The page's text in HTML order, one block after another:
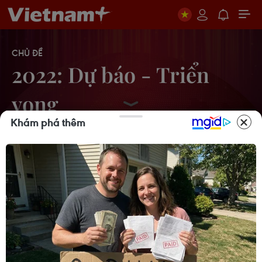
CHỦ ĐỀ
2022: Dự báo - Triển
vọng
Cục Hàng không: Lượng khách qua
cảng hàng không sẽ đạt 100 triệu
lượt
24/10/2022 10:37
Bà Rịa-Vũng Tàu: Thu hút nguồn
Khám phá thêm